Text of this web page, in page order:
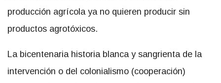
producción agrícola ya no quieren producir sin
productos agrotóxicos.
La bicentenaria historia blanca y sangrienta de la
intervención o del colonialismo (cooperación)